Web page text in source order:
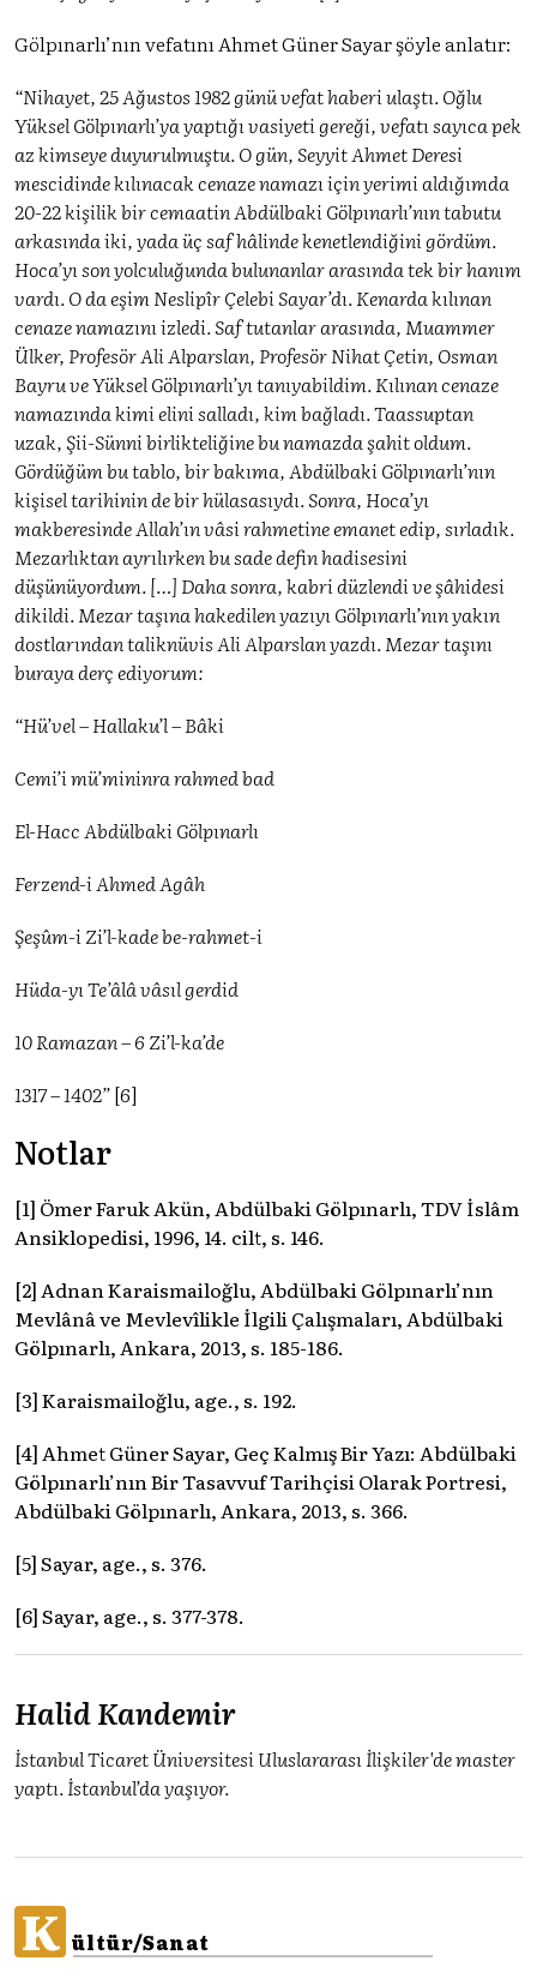
Gölpınarlı’nın vefatını Ahmet Güner Sayar şöyle anlatır:
“Nihayet, 25 Ağustos 1982 günü vefat haberi ulaştı. Oğlu
Yüksel Gölpınarlı’ya yaptığı vasiyeti gereği, vefatı sayıca pek
az kimseye duyurulmuştu. O gün, Seyyit Ahmet Deresi
mescidinde kılınacak cenaze namazı için yerimi aldığımda
20-22 kişilik bir cemaatin Abdülbaki Gölpınarlı’nın tabutu
arkasında iki, yada üç saf hâlinde kenetlendiğini gördüm.
Hoca’yı son yolculuğunda bulunanlar arasında tek bir hanım
vardı. O da eşim Neslipîr Çelebi Sayar’dı. Kenarda kılınan
cenaze namazını izledi. Saf tutanlar arasında, Muammer
Ülker, Profesör Ali Alparslan, Profesör Nihat Çetin, Osman
Bayru ve Yüksel Gölpınarlı’yı tanıyabildim. Kılınan cenaze
namazında kimi elini salladı, kim bağladı. Taassuptan
uzak, Şii-Sünni birlikteliğine bu namazda şahit oldum.
Gördüğüm bu tablo, bir bakıma, Abdülbaki Gölpınarlı’nın
kişisel tarihinin de bir hülasasıydı. Sonra, Hoca’yı
makberesinde Allah’ın vâsi rahmetine emanet edip, sırladık.
Mezarlıktan ayrılırken bu sade defin hadisesini
düşünüyordum. […] Daha sonra, kabri düzlendi ve şâhidesi
dikildi. Mezar taşına hakedilen yazıyı Gölpınarlı’nın yakın
dostlarından taliknüvis Ali Alparslan yazdı. Mezar taşını
buraya derç ediyorum:
“Hü’vel – Hallaku’l – Bâki
Cemi’i mü’mininra rahmed bad
El-Hacc Abdülbaki Gölpınarlı
Ferzend-i Ahmed Agâh
Şeşûm-i Zi’l-kade be-rahmet-i
Hüda-yı Te’âlâ vâsıl gerdid
10 Ramazan – 6 Zi’l-ka’de
1317 – 1402”[6]
Notlar
[1] Ömer Faruk Akün, Abdülbaki Gölpınarlı, TDV İslâm
Ansiklopedisi, 1996, 14. cilt, s. 146.
[2] Adnan Karaismailoğlu, Abdülbaki Gölpınarlı’nın
Mevlânâ ve Mevlevîlikle İlgili Çalışmaları, Abdülbaki
Gölpınarlı, Ankara, 2013, s. 185-186.
[3] Karaismailoğlu, age., s. 192.
[4] Ahmet Güner Sayar, Geç Kalmış Bir Yazı: Abdülbaki
Gölpınarlı’nın Bir Tasavvuf Tarihçisi Olarak Portresi,
Abdülbaki Gölpınarlı, Ankara, 2013, s. 366.
[5] Sayar, age., s. 376.
[6] Sayar, age., s. 377-378.
Halid Kandemir
İstanbul Ticaret Üniversitesi Uluslararası İlişkiler'de master
yaptı. İstanbul’da yaşıyor.
K ültür/Sanat